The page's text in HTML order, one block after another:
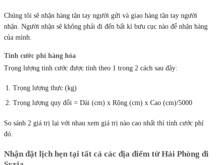
Chúng tôi sẽ nhận hàng tận tay người gửi và giao hàng tận tay người
nhận. Người nhận sẽ không phải đi đến bất kì bưu cục nào để nhận hàng
của mình.
Tính cước phí hàng hóa
Trọng lượng tính cước được tính theo 1 trong 2 cách sau đây:
Trọng lượng thực (kg)
Trọng lượng quy đổi = Dài (cm) x Rộng (cm) x Cao (cm)/5000
So sánh 2 giá trị lại với nhau xem giá trị nào cao nhất thì tính cước phí
đó.
Nhận đặt lịch hẹn tại tất cả các địa điểm từ Hải Phòng đi